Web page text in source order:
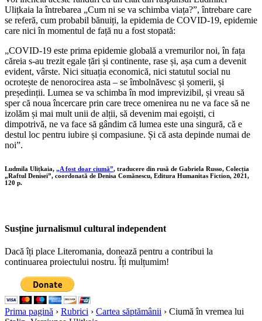
Ulițkaia la întrebarea „Cum ni se va schimba viața?”, întrebare care
se referă, cum probabil bănuiți, la epidemia de COVID-19, epidemie
care nici în momentul de față nu a fost stopată:
„COVID-19 este prima epidemie globală a vremurilor noi, în fața
căreia s-au trezit egale țări și continente, rase și, așa cum a devenit
evident, vârste. Nici situația economică, nici statutul social nu
ocrotește de nenorocirea asta – se îmbolnăvesc și șomerii, și
președinții. Lumea se va schimba în mod imprevizibil, și vreau să
sper că noua încercare prin care trece omenirea nu ne va face să ne
izolăm și mai mult unii de alții, să devenim mai egoiști, ci
dimpotrivă, ne va face să gândim că lumea este una singură, că e
destul loc pentru iubire și compasiune. Și că asta depinde numai de
noi”.
Ludmila Ulițkaia, „A fost doar ciumă”, traducere din rusă de Gabriela Russo, Colecția
„Raftul Denisei”, coordonată de Denisa Comănescu, Editura Humanitas Fiction, 2021,
120 p.
Susține jurnalismul cultural independent
Dacă îți place Literomania, donează pentru a contribui la
continuarea proiectului nostru. Îți mulțumim!
Prima pagină › Rubrici › Cartea săptămânii › Ciumă în vremea lui